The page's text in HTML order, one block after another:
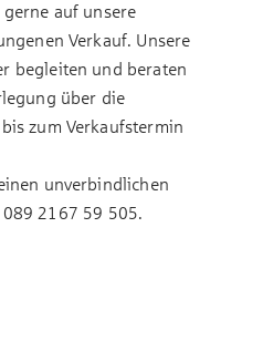
auf unsere
Verkauf. Unsere
begleiten und beraten
über die
zum Verkaufstermin
unverbindlichen
089 2167 59 505.